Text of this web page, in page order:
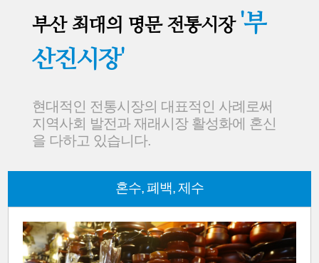
부산 최대의 명문 전통시장 '부
산진시장'
현대적인 전통시장의 대표적인 사례로써
지역사회 발전과 재래시장 활성화에 혼신
을 다하고 있습니다.
혼수, 폐백, 제수